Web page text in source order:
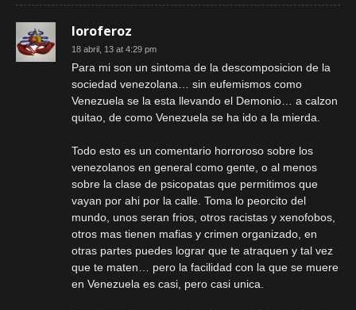
loroferoz
18 abril, 13 at 4:29 pm
Para mi son un sintoma de la descomposicion de la
sociedad venezolana… sin eufemismos como
Venezuela se la esta llevando el Demonio… a calzon
quitao, de como Venezuela se ha ido a la mierda.
Todo esto es un comentario horroroso sobre los
venezolanos en general como gente, o al menos
sobre la clase de psicopatas que permitimos que
vayan por ahi por la calle. Toma lo peorcito del
mundo, unos seran frios, otros racistas y xenofobos,
otros mas tienen mafias y crimen organizado, en
otras partes puedes lograr que te atraquen y tal vez
que te maten… pero la facilidad con la que se muere
en Venezuela es casi, pero casi unica.